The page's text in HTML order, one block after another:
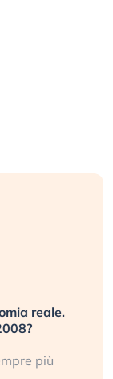
reale.
più